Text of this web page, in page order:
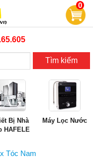
0
Tìm kiếm
Bị Nhà
HAFELE
Máy Lọc Nước
Tóc Nam